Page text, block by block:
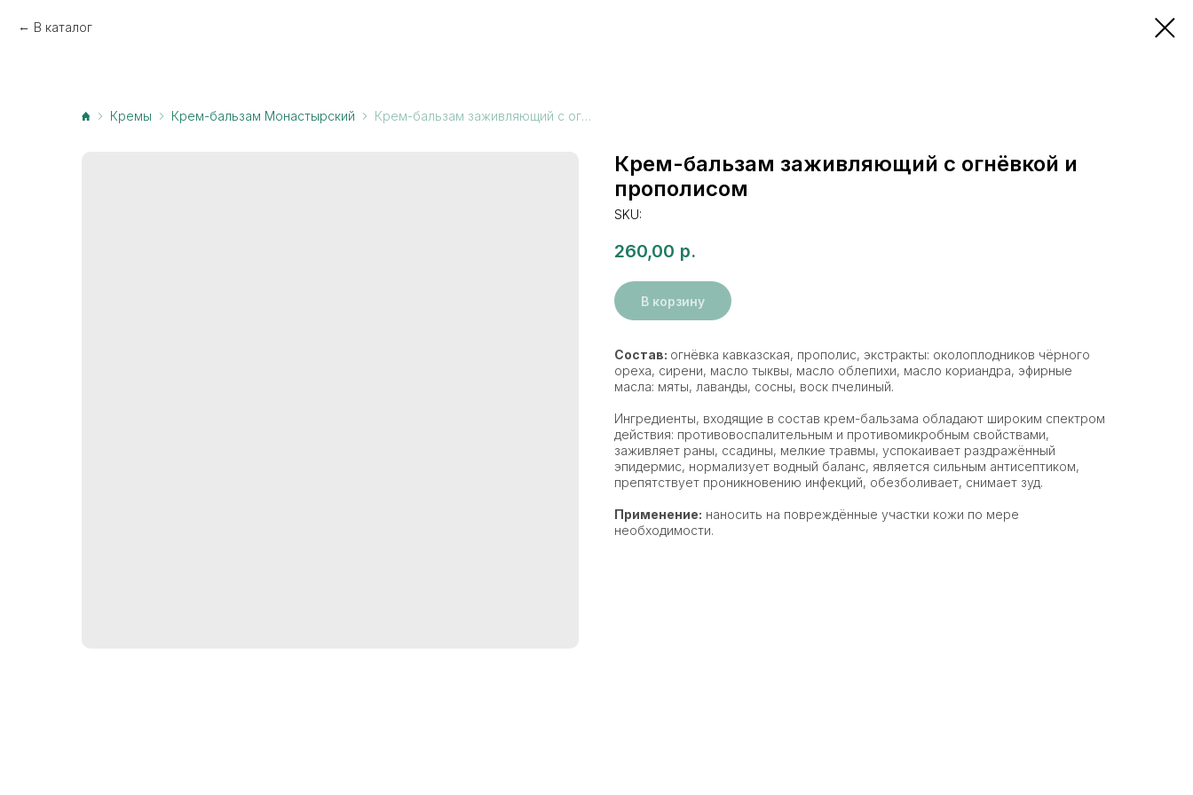
В каталог
Кремы Крем-бальзам Монастырский Крем-бальзам заживляющий с огнёвкой и прополисом
Крем-бальзам заживляющий с огнёвкой и
прополисом
SKU:
260,00 р.
В корзину
Состав: огнёвка кавказская, прополис, экстракты: околоплодников чёрного
ореха, сирени, масло тыквы, масло облепихи, масло кориандра, эфирные
масла: мяты, лаванды, сосны, воск пчелиный.
Ингредиенты, входящие в состав крем-бальзама обладают широким спектром
действия: противовоспалительным и противомикробным свойствами,
заживляет раны, ссадины, мелкие травмы, успокаивает раздражённый
эпидермис, нормализует водный баланс, является сильным антисептиком,
препятствует проникновению инфекций, обезболивает, снимает зуд.
Применение: наносить на повреждённые участки кожи по мере
необходимости.